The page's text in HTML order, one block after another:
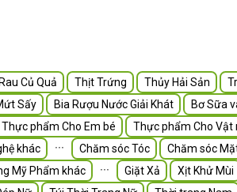
Rau Củ Quả Thịt Trứng Thủy Hải Sản
Sấy Bia Rượu Nước Giải Khát
Bơ Sữa
Thực phẩm Cho Em bé
Thực phẩm Cho Vật
khác ∙∙∙ Chăm sóc Tóc Chăm sóc
Mỹ Phẩm khác ∙∙∙ Giặt Xả Xịt Khử Mùi